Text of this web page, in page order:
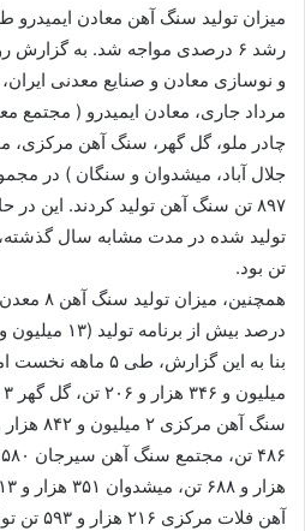
رشد ۶ درصدی مواجه شد. به
و نوسازی معادن و صنایع معدنی ایران،
مرداد جاری، معادن ایمیدرو ( مجتمع
چادر ملو، گل گهر، سنگ آهن مركزی،
۸۹۷ تن سنگ آهن تولید كردند. این
تن بود.
درصد بیش از برنامه تولید (۱۳ میلیون و ۵۸۹ هزار و ۷۴۵ تن) بود.
آهن فلات مرکزی ۲۱۶ هزار و ۵۹۳ تن تولید كردند.